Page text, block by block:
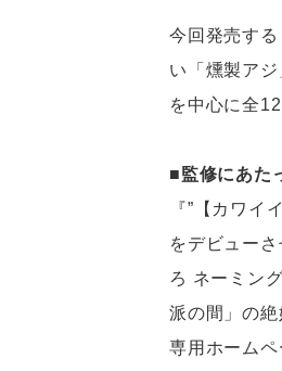
今回発売す
い「燻製ア
を中心に全
■監修にあた
『”【カワイ
をデビュー
ろ ネーミン
派の間」の
専用ホーム